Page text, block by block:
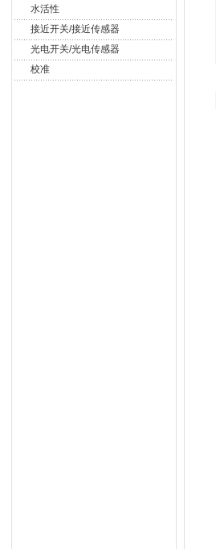
水活性
接近开关/接近传感器
光电开关/光电传感器
校准